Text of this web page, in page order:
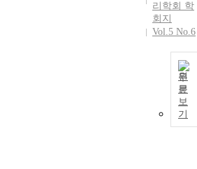
리학회 학
회지
Vol.5 No.6
원
문
보
기